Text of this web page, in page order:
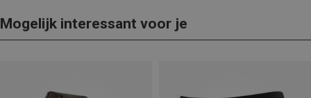
Mogelijk interessant voor je